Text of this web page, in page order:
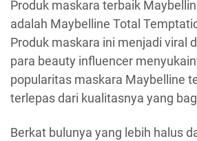
Produk maskara terbaik
adalah Maybelline Total
Produk maskara ini menjadi viral
para beauty influencer
popularitas maskara Maybelline
terlepas dari kualitasnya yang
Berkat bulunya yang lebih halus